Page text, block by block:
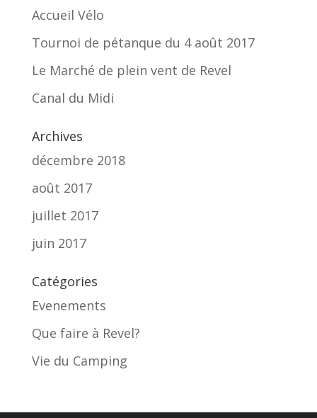
Accueil Vélo
Tournoi de pétanque du 4 août 2017
Le Marché de plein vent de Revel
Canal du Midi
Archives
décembre 2018
août 2017
juillet 2017
juin 2017
Catégories
Evenements
Que faire à Revel?
Vie du Camping